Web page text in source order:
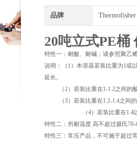
品牌
20吨立式PE桶
特性一：耐酸、耐碱；请参照聚乙
说明：（1）本溶器若装比重为1或
延长。
（2）若装比重在1-1.2之间的
（3）若装比重在1.2-1.4之间的
（4）若装比重在1.4以上
特性二：所耐温度 高不超过摄氏
特性三：常压产品，不可施于超过